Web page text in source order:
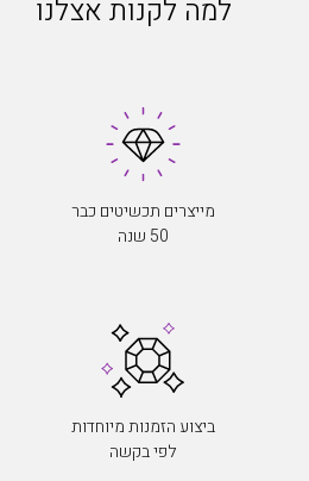
למה לקנות אצלנו
מייצרים תכשיטים כבר
50 שנה
ביצוע הזמנות מיוחדות
לפי בקשה